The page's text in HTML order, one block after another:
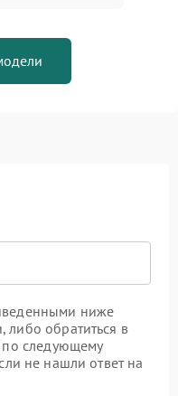
ниже
либо обратиться в
по следующему
не нашли ответ на